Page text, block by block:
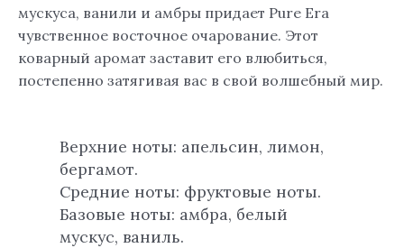
мускуса, ванили и амбры придает Pure Era
чувственное восточное очарование. Этот
коварный аромат заставит его влюбиться,
постепенно затягивая вас в свой волшебный мир.
Верхние ноты: апельсин, лимон,
бергамот.
Средние ноты: фруктовые ноты.
Базовые ноты: амбра, белый
мускус, ваниль.